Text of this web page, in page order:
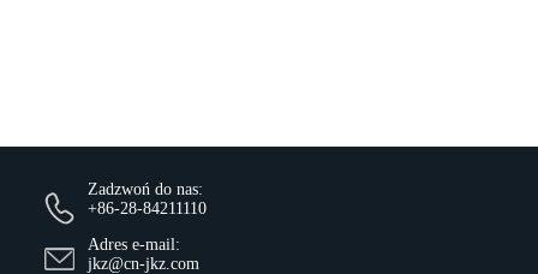
Zadzwoń do nas:
+86-28-84211110
Adres e-mail:
jkz@cn-jkz.com